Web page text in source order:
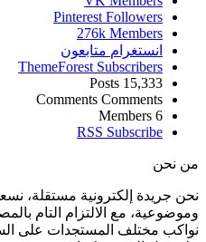
Pinterest Followers
276k Members
انستغرام متابعون
ThemeForest Subscribers
15,333
Posts
Comments Comments
6
Members
RSS Subscribe
من نحن
نحن جريدة إلكترونية مستقلة،
وموضوعية، مع الالتزام التام
نواكب مختلف المستجدات على